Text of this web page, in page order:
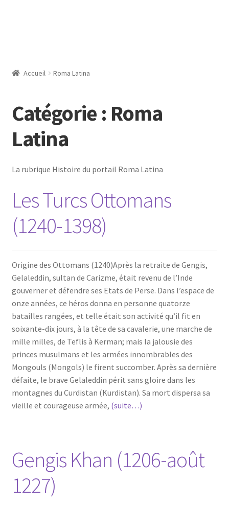
Accueil Roma Latina
Catégorie : Roma
Latina
La rubrique Histoire du portail Roma Latina
Les Turcs Ottomans
(1240-1398)
Origine des Ottomans (1240)Après la retraite de Gengis,
Gelaleddin, sultan de Carizme, était revenu de l’Inde
gouverner et défendre ses Etats de Perse. Dans l’espace de
onze années, ce héros donna en personne quatorze
batailles rangées, et telle était son activité qu’il fit en
soixante-dix jours, à la tête de sa cavalerie, une marche de
mille milles, de Teflis à Kerman; mais la jalousie des
princes musulmans et les armées innombrables des
Mongouls (Mongols) le firent succomber. Après sa dernière
défaite, le brave Gelaleddin périt sans gloire dans les
montagnes du Curdistan (Kurdistan). Sa mort dispersa sa
vieille et courageuse armée, (suite…)
Gengis Khan (1206-août
1227)